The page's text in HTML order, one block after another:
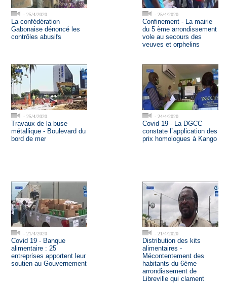
- 25/4/2020
La confédération
Gabonaise dénoncé les
contrôles abusifs
- 25/4/2020
Confinement - La mairie
du 5 ème arrondissement
vole au secours des
veuves et orphelins
- 25/4/2020
Travaux de la buse
métallique - Boulevard du
bord de mer
- 24/4/2020
Covid 19 - La DGCC
constate l`application des
prix homologues à Kango
- 21/4/2020
Covid 19 - Banque
alimentaire : 25
entreprises apportent leur
soutien au Gouvernement
- 21/4/2020
Distribution des kits
alimentaires -
Mécontentement des
habitants du 6ème
arrondissement de
Libreville qui clament